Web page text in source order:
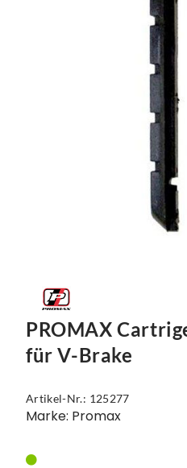
PROMAX
für V-Brake
Artikel-Nr.: 125277
Marke: Promax